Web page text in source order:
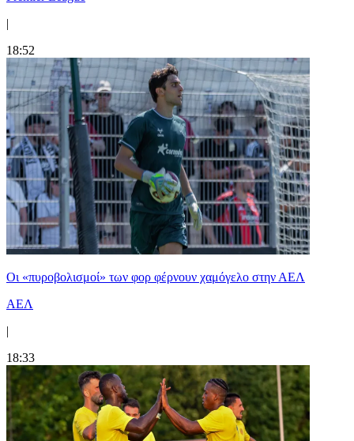
|
18:52
Οι «πυροβολισμοί» των φορ φέρνουν χαμόγελο στην ΑΕΛ
ΑΕΛ
|
18:33